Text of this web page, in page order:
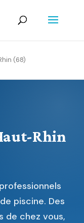
(68)
Rhin
piscine. Des
de chez vous,